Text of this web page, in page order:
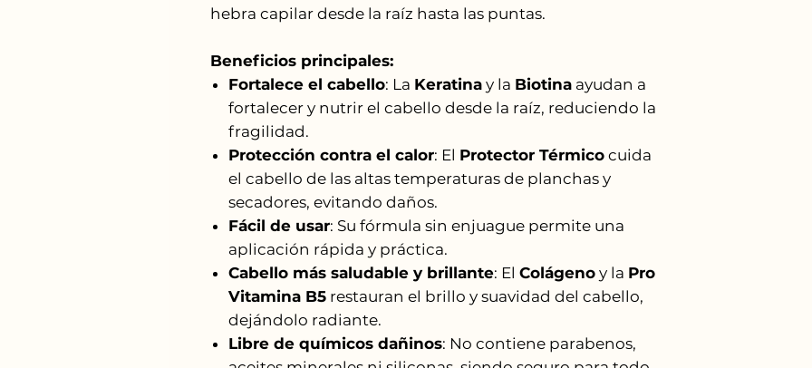
hebra capilar desde la raíz hasta las puntas.
Beneficios principales:
Fortalece el cabello: La Keratina y la Biotina ayudan a
fortalecer y nutrir el cabello desde la raíz, reduciendo la
fragilidad.
Protección contra el calor: El Protector Térmico cuida
el cabello de las altas temperaturas de planchas y
secadores, evitando daños.
Fácil de usar: Su fórmula sin enjuague permite una
aplicación rápida y práctica.
Cabello más saludable y brillante: El Colágeno y la Pro
Vitamina B5 restauran el brillo y suavidad del cabello,
dejándolo radiante.
Libre de químicos dañinos: No contiene parabenos,